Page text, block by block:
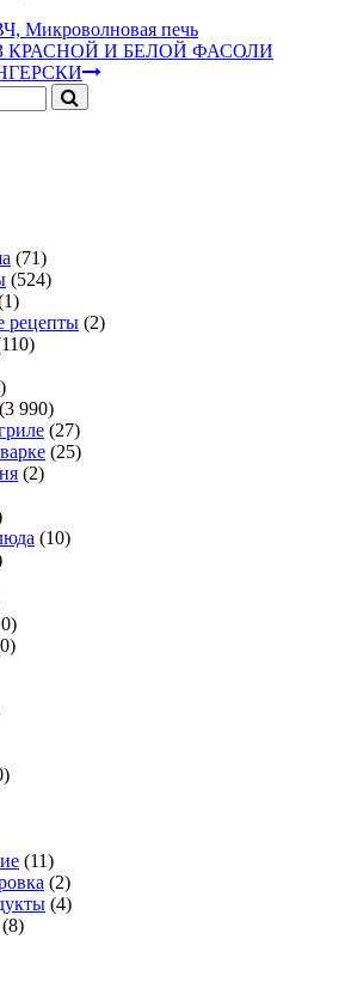
Микроволновая печь
КРАСНОЙ И БЕЛОЙ ФАСОЛИ
(71)
(524)
рецепты (2)
(3 990)
(27)
(25)
(2)
(10)
(11)
(2)
(4)
(8)